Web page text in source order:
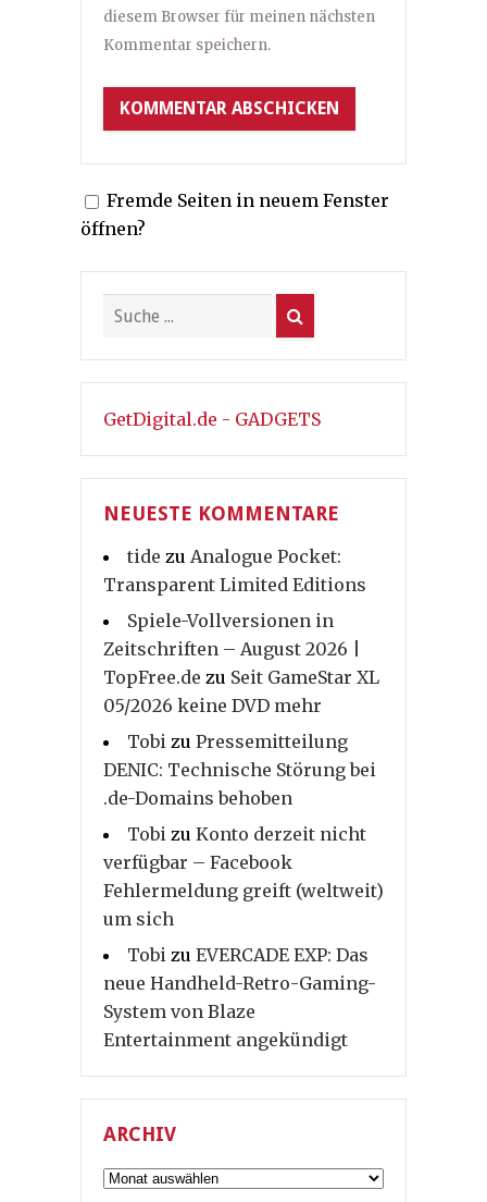
diesem Browser für meinen nächsten
Kommentar speichern.
Fremde Seiten in neuem Fenster
öffnen?
GetDigital.de - GADGETS
NEUESTE KOMMENTARE
tide zu Analogue Pocket:
Transparent Limited Editions
Spiele-Vollversionen in
Zeitschriften – August 2026 |
TopFree.de zu Seit GameStar XL
05/2026 keine DVD mehr
Tobi zu Pressemitteilung
DENIC: Technische Störung bei
.de-Domains behoben
Tobi zu Konto derzeit nicht
verfügbar – Facebook
Fehlermeldung greift (weltweit)
um sich
Tobi zu EVERCADE EXP: Das
neue Handheld-Retro-Gaming-
System von Blaze
Entertainment angekündigt
ARCHIV
Archiv